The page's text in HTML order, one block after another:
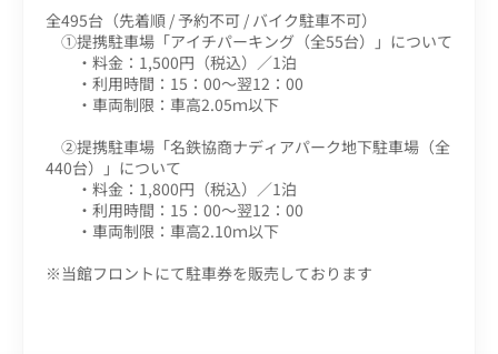
全495台（先着順 / 予約不可 / バイク駐車不可）
①提携駐車場「アイチパーキング（全55台）」について
・料金：1,500円（税込）／1泊
・利用時間：15：00～翌12：00
・車両制限：車高2.05ｍ以下
②提携駐車場「名鉄協商ナディアパーク地下駐車場（全
440台）」について
・料金：1,800円（税込）／1泊
・利用時間：15：00～翌12：00
・車両制限：車高2.10ｍ以下
※当館フロントにて駐車券を販売しております